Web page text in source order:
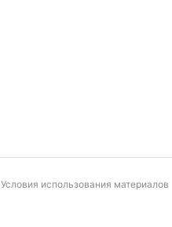
Условия использования материалов